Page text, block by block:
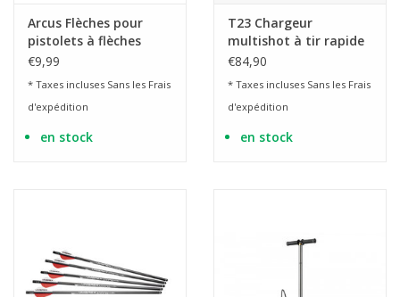
Arcus Flèches pour
pistolets à flèches
ARCUS Co2
€9,99
* Taxes incluses Sans les Frais
d'expédition
en stock
T23 Chargeur
multishot à tir rapide
pour X-Bow Alligator I
€84,90
* Taxes incluses Sans les Frais
d'expédition
en stock